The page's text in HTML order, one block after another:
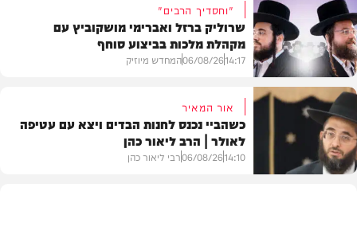
משפט
סינגלים
"וחסדיך הרבים"
שרוליק ברזל ואברימי מושקוביץ עם
מקהלת מלכות בביצוע סוחף
14:17
06/08/26המחדש מיוזיק
אור המאיר
כשהביי נכנס לחנות הבדים ויצא עם עטיפה
לאולר | הרב ליאור כהן
14:10
06/08/26רבי ליאור כהן